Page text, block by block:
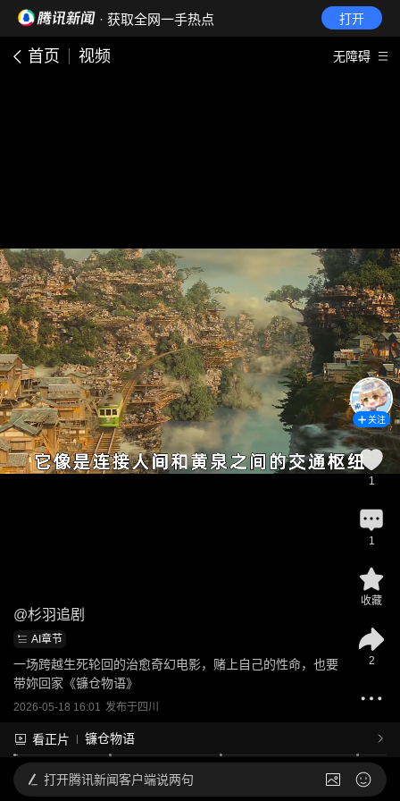
· 获取全网一手热点 打开
首页 视频 无障碍
@杉羽追剧
AI章节
一场跨越生死轮回的治愈奇幻电影，赌上自己的性命，也要
带妳回家《镰仓物语》
2026-05-18 16:01 发布于四川
看正片 镰仓物语
关注
1
1
收藏
2
打开腾讯新闻客户端说两句